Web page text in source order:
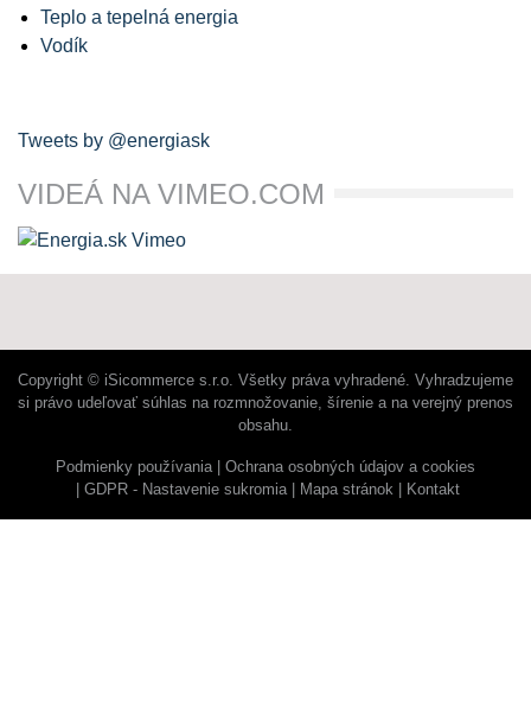
Teplo a tepelná energia
Vodík
Tweets by @energiask
VIDEÁ NA VIMEO.COM
Copyright © iSicommerce s.r.o. Všetky práva vyhradené. Vyhradzujeme
si právo udeľovať súhlas na rozmnožovanie, šírenie a na verejný prenos
obsahu.
Podmienky používania
Ochrana osobných údajov a cookies
GDPR - Nastavenie sukromia
Mapa stránok Kontakt